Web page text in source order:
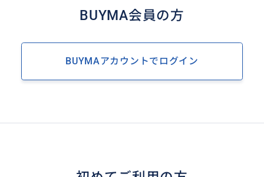
BUYMA会員の方
BUYMAアカウントでログイン